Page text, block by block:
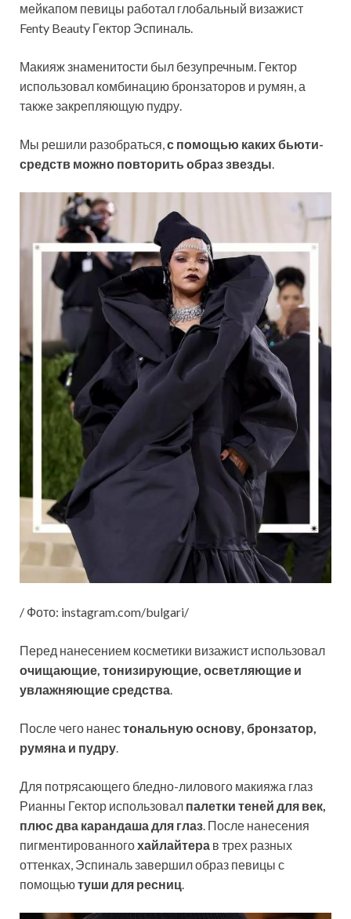
мейкапом певицы работал глобальный визажист
Fenty Beauty Гектор Эспиналь.
Макияж знаменитости был безупречным. Гектор
использовал комбинацию бронзаторов и румян, а
также закрепляющую пудру.
Мы решили разобраться,с помощью каких бьюти-
средств можно повторить образ звезды.
/ Фото: instagram.com/bulgari/
Перед нанесением косметики визажист использовал
очищающие, тонизирующие, осветляющие и
увлажняющие средства.
После чего нанестональную основу, бронзатор,
румяна и пудру.
Для потрясающего бледно-лилового макияжа глаз
Рианны Гектор использовал палетки теней для век,
плюс два карандаша для глаз. После нанесения
пигментированногохайлайтера в трех разных
оттенках, Эспиналь завершил образ певицы с
помощьютуши для ресниц.